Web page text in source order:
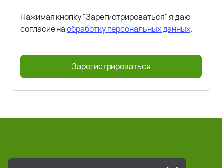
Нажимая кнопку "Зарегистрироваться" я даю
согласие наобработку персональных данных.
Зарегистрироваться